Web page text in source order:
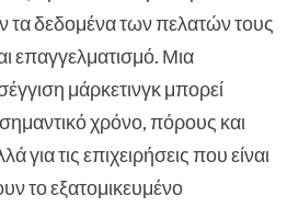
τα δεδομένα των πελατών τους
επαγγελματισμό. Μια
μάρκετινγκ μπορεί
χρόνο, πόρους και
για τις επιχειρήσεις που είναι
το εξατομικευμένο